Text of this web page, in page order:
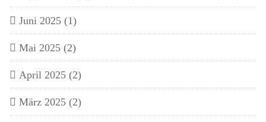
Juni 2025 (1)
Mai 2025 (2)
April 2025 (2)
März 2025 (2)